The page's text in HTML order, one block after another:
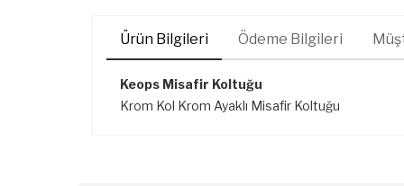
Ürün Bilgileri Ödeme Bilgileri
Keops Misafir Koltuğu
Krom Kol Krom Ayaklı Misafir Koltuğu